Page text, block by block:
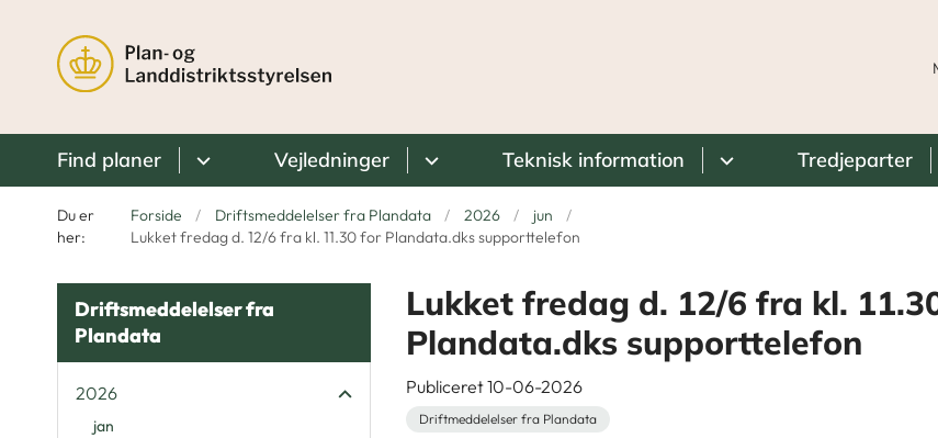
Find planer Vejledninger Teknisk information Tredjeparter
Du er
her:
Forside Driftsmeddelelser fra Plandata 2026
jun
Lukket fredag d. 12/6 fra kl. 11.30 for Plandata.dks supporttelefon
Driftsmeddelelser fra
Plandata
2026
jan
Lukket fredag d. 12/6 fra kl.
Plandata.dks supporttelefon
Publiceret 10-06-2026
Driftmeddelelser fra Plandata